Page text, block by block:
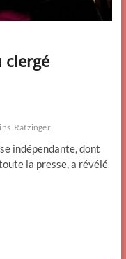
clergé
Ratzinger
indépendante, dont
la presse, a révélé